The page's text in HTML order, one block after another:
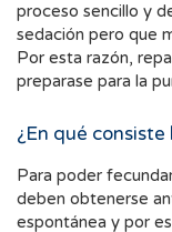
proceso sencillo y
sedación pero que
Por esta razón,
preparase para la
¿En qué
Para poder
deben obtenerse
espontánea y por